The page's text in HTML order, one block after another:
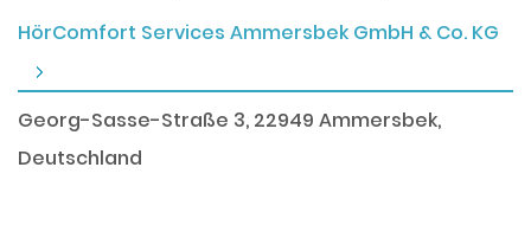
HörComfort Services Ammersbek GmbH & Co. KG
Georg-Sasse-Straße 3, 22949 Ammersbek,
Deutschland